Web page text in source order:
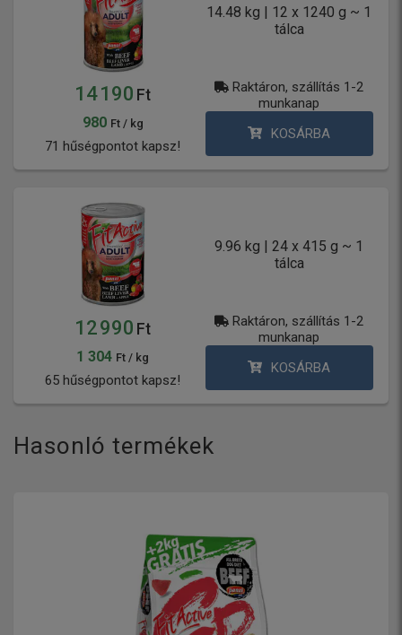
14.48 kg | 12 x 1240 g ~ 1
tálca
14 190 Ft
980 Ft / kg
71 hűségpontot kapsz!
Raktáron, szállítás 1-2
munkanap
KOSÁRBA
9.96 kg | 24 x 415 g ~ 1
tálca
12 990 Ft
1 304 Ft / kg
65 hűségpontot kapsz!
Raktáron, szállítás 1-2
munkanap
KOSÁRBA
Hasonló termékek